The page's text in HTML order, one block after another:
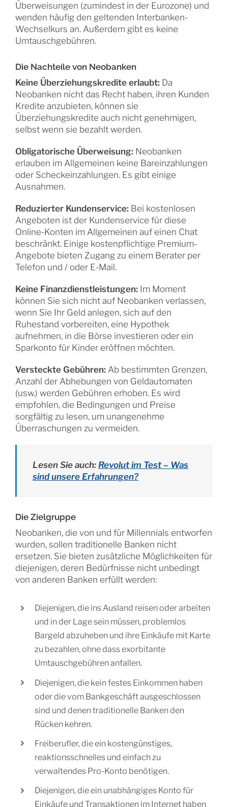
Überweisungen (zumindest in der Eurozone) und
wenden häufig den geltenden Interbanken-
Wechselkurs an. Außerdem gibt es keine
Umtauschgebühren.
Die Nachteile von Neobanken
Keine Überziehungskredite erlaubt:Da
Neobanken nicht das Recht haben, ihren Kunden
Kredite anzubieten, können sie
Überziehungskredite auch nicht genehmigen,
selbst wenn sie bezahlt werden.
Obligatorische Überweisung:Neobanken
erlauben im Allgemeinen keine Bareinzahlungen
oder Scheckeinzahlungen. Es gibt einige
Ausnahmen.
Reduzierter Kundenservice:Bei kostenlosen
Angeboten ist der Kundenservice für diese
Online-Konten im Allgemeinen auf einen Chat
beschränkt. Einige kostenpflichtige Premium-
Angebote bieten Zugang zu einem Berater per
Telefon und / oder E-Mail.
Keine Finanzdienstleistungen:Im Moment
können Sie sich nicht auf Neobanken verlassen,
wenn Sie Ihr Geld anlegen, sich auf den
Ruhestand vorbereiten, eine Hypothek
aufnehmen, in die Börse investieren oder ein
Sparkonto für Kinder eröffnen möchten.
Versteckte Gebühren:Ab bestimmten Grenzen,
Anzahl der Abhebungen von Geldautomaten
(usw.) werden Gebühren erhoben. Es wird
empfohlen, die Bedingungen und Preise
sorgfältig zu lesen, um unangenehme
Überraschungen zu vermeiden.
Lesen Sie auch: Revolut im Test – Was
sind unsere Erfahrungen?
Die Zielgruppe
Neobanken, die von und für Millennials entworfen
wurden, sollen traditionelle Banken nicht
ersetzen. Sie bieten zusätzliche Möglichkeiten für
diejenigen, deren Bedürfnisse nicht unbedingt
von anderen Banken erfüllt werden:
Diejenigen, die ins Ausland reisen oder arbeiten
und in der Lage sein müssen, problemlos
Bargeld abzuheben und ihre Einkäufe mit Karte
zu bezahlen, ohne dass exorbitante
Umtauschgebühren anfallen.
Diejenigen, die kein festes Einkommen haben
oder die vom Bankgeschäft ausgeschlossen
sind und denen traditionelle Banken den
Rücken kehren.
Freiberufler, die ein kostengünstiges,
reaktionsschnelles und einfach zu
verwaltendes Pro-Konto benötigen.
Diejenigen, die ein unabhängiges Konto für
Einkäufe und Transaktionen im Internet haben